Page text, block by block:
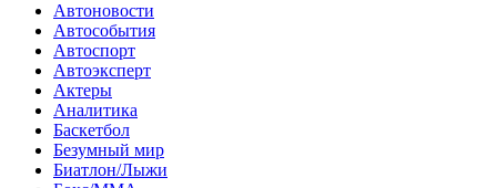
Автоновости
Автособытия
Автоспорт
Автоэксперт
Актеры
Аналитика
Баскетбол
Безумный мир
Биатлон/Лыжи